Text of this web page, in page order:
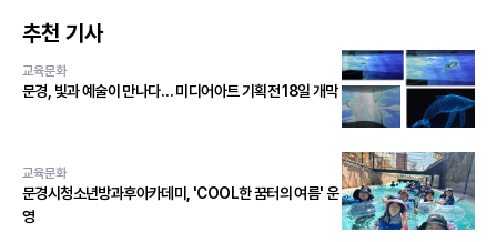
추천 기사
교육문화
문경, 빛과 예술이 만나다… 미디어아트 기획전 18일 개막
교육문화
문경시청소년방과후아카데미, 'COOL한 꿈터의 여름' 운
영